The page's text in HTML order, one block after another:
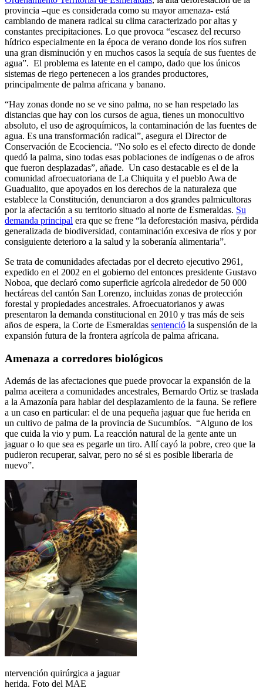
provincia –que es considerada como su mayor amenaza- está
cambiando de manera radical su clima caracterizado por altas y
constantes precipitaciones. Lo que provoca “escasez del recurso
hídrico especialmente en la época de verano donde los ríos sufren
una gran disminución y en muchos casos la sequía de sus fuentes de
agua”. El problema es latente en el campo, dado que los únicos
sistemas de riego pertenecen a los grandes productores,
principalmente de palma africana y banano.
“Hay zonas donde no se ve sino palma, no se han respetado las
distancias que hay con los cursos de agua, tienes un monocultivo
absoluto, el uso de agroquímicos, la contaminación de las fuentes de
agua. Es una transformación radical”, asegura el Director de
Conservación de Ecociencia. “No solo es el efecto directo de donde
quedó la palma, sino todas esas poblaciones de indígenas o de afros
que fueron desplazadas”, añade. Un caso destacable es el de la
comunidad afroecuatoriana de La Chiquita y el pueblo Awa de
Guadualito, que apoyados en los derechos de la naturaleza que
establece la Constitución, denunciaron a dos grandes palmicultoras
por la afectación a su territorio situado al norte de Esmeraldas. Su
demanda principal era que se frene “la deforestación masiva, pérdida
generalizada de biodiversidad, contaminación excesiva de ríos y por
consiguiente deterioro a la salud y la soberanía alimentaria”.
Se trata de comunidades afectadas por el decreto ejecutivo 2961,
expedido en el 2002 en el gobierno del entonces presidente Gustavo
Noboa, que declaró como superficie agrícola alrededor de 50 000
hectáreas del cantón San Lorenzo, incluidas zonas de protección
forestal y propiedades ancestrales. Afroecuatorianos y awas
presentaron la demanda constitucional en 2010 y tras más de seis
años de espera, la Corte de Esmeraldas sentenció la suspensión de la
expansión futura de la frontera agrícola de palma africana.
Amenaza a corredores biológicos
Además de las afectaciones que puede provocar la expansión de la
palma aceitera a comunidades ancestrales, Bernardo Ortiz se traslada
a la Amazonía para hablar del desplazamiento de la fauna. Se refiere
a un caso en particular: el de una pequeña jaguar que fue herida en
un cultivo de palma de la provincia de Sucumbíos. “Alguno de los
que cuida la vio y pum. La reacción natural de la gente ante un
jaguar o lo que sea es pegarle un tiro. Allí cayó la pobre, creo que la
pudieron recuperar, salvar, pero no sé si es posible liberarla de
nuevo”.
ntervención quirúrgica a jaguar
herida. Foto del MAE